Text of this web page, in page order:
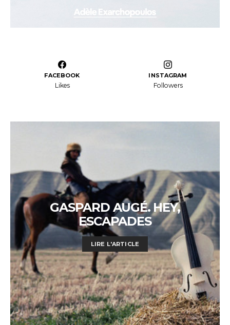
FACEBOOK
Likes
INSTAGRAM
Followers
GASPARD AUGÉ. HEY,
ESCAPADES
LIRE L'ARTICLE